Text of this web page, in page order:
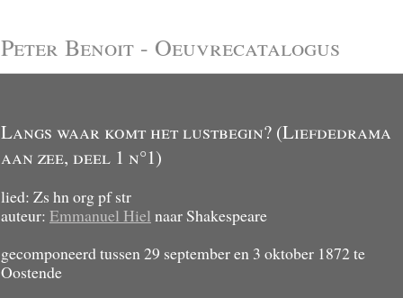
Peter Benoit - Oeuvrecatalogus
Langs waar komt het lustbegin? (Liefdedrama
aan zee, deel 1 n°1)
lied: Zs hn org pf str
auteur: Emmanuel Hiel naar Shakespeare
gecomponeerd tussen 29 september en 3 oktober 1872 te
Oostende